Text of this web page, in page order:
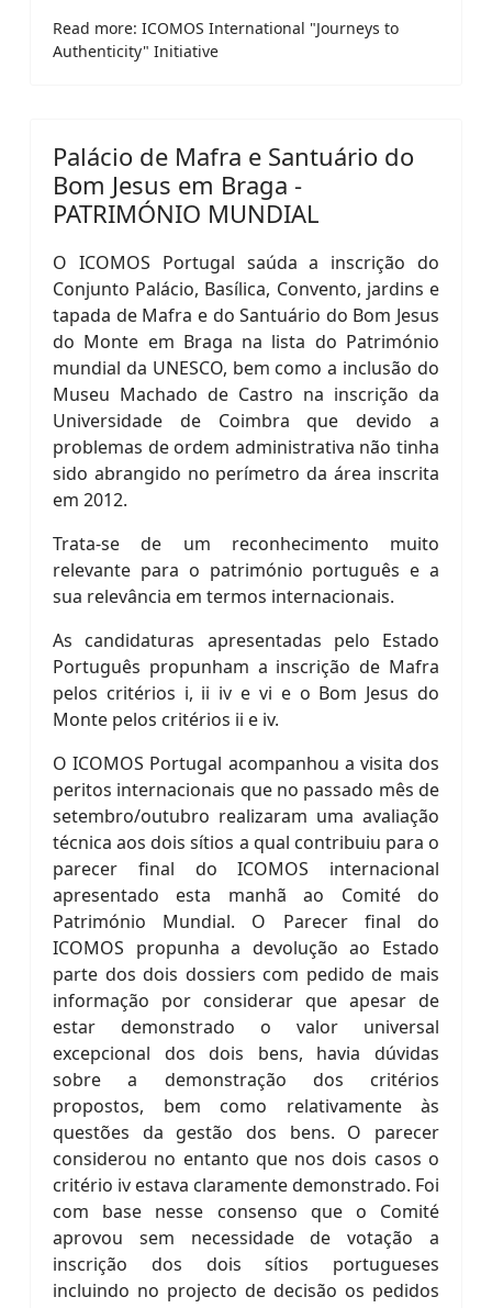
Read more: ICOMOS International "Journeys to
Authenticity" Initiative
Palácio de Mafra e Santuário do
Bom Jesus em Braga -
PATRIMÓNIO MUNDIAL
O ICOMOS Portugal saúda a inscrição do
Conjunto Palácio, Basílica, Convento, jardins e
tapada de Mafra e do Santuário do Bom Jesus
do Monte em Braga na lista do Património
mundial da UNESCO, bem como a inclusão do
Museu Machado de Castro na inscrição da
Universidade de Coimbra que devido a
problemas de ordem administrativa não tinha
sido abrangido no perímetro da área inscrita
em 2012.
Trata-se de um reconhecimento muito
relevante para o património português e a
sua relevância em termos internacionais.
As candidaturas apresentadas pelo Estado
Português propunham a inscrição de Mafra
pelos critérios i, ii iv e vi e o Bom Jesus do
Monte pelos critérios ii e iv.
O ICOMOS Portugal acompanhou a visita dos
peritos internacionais que no passado mês de
setembro/outubro realizaram uma avaliação
técnica aos dois sítios a qual contribuiu para o
parecer final do ICOMOS internacional
apresentado esta manhã ao Comité do
Património Mundial. O Parecer final do
ICOMOS propunha a devolução ao Estado
parte dos dois dossiers com pedido de mais
informação por considerar que apesar de
estar demonstrado o valor universal
excepcional dos dois bens, havia dúvidas
sobre a demonstração dos critérios
propostos, bem como relativamente às
questões da gestão dos bens. O parecer
considerou no entanto que nos dois casos o
critério iv estava claramente demonstrado. Foi
com base nesse consenso que o Comité
aprovou sem necessidade de votação a
inscrição dos dois sítios portugueses
incluindo no projecto de decisão os pedidos